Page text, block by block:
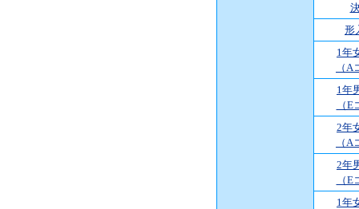
形
1年
（
1年
（
2年
（
2年
（
1年